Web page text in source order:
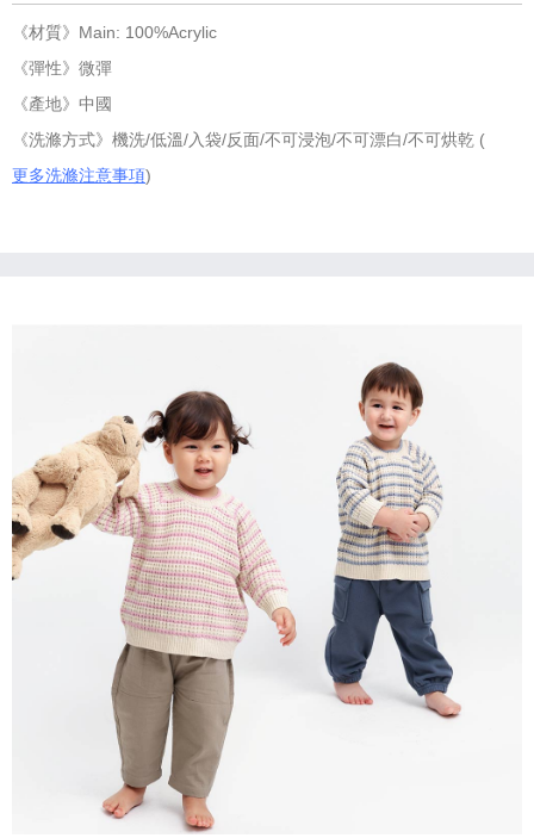
《材質》Main: 100%Acrylic
《彈性》微彈
《產地》中國
《洗滌方式》機洗/低溫/入袋/反面/不可浸泡/不可漂白/不可烘乾 (
更多洗滌注意事項)